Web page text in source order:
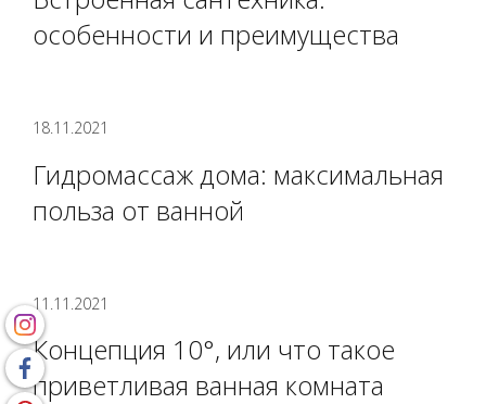
особенности и преимущества
18.11.2021
Гидромассаж дома: максимальная
польза от ванной
11.11.2021
Концепция 10°, или что такое
приветливая ванная комната